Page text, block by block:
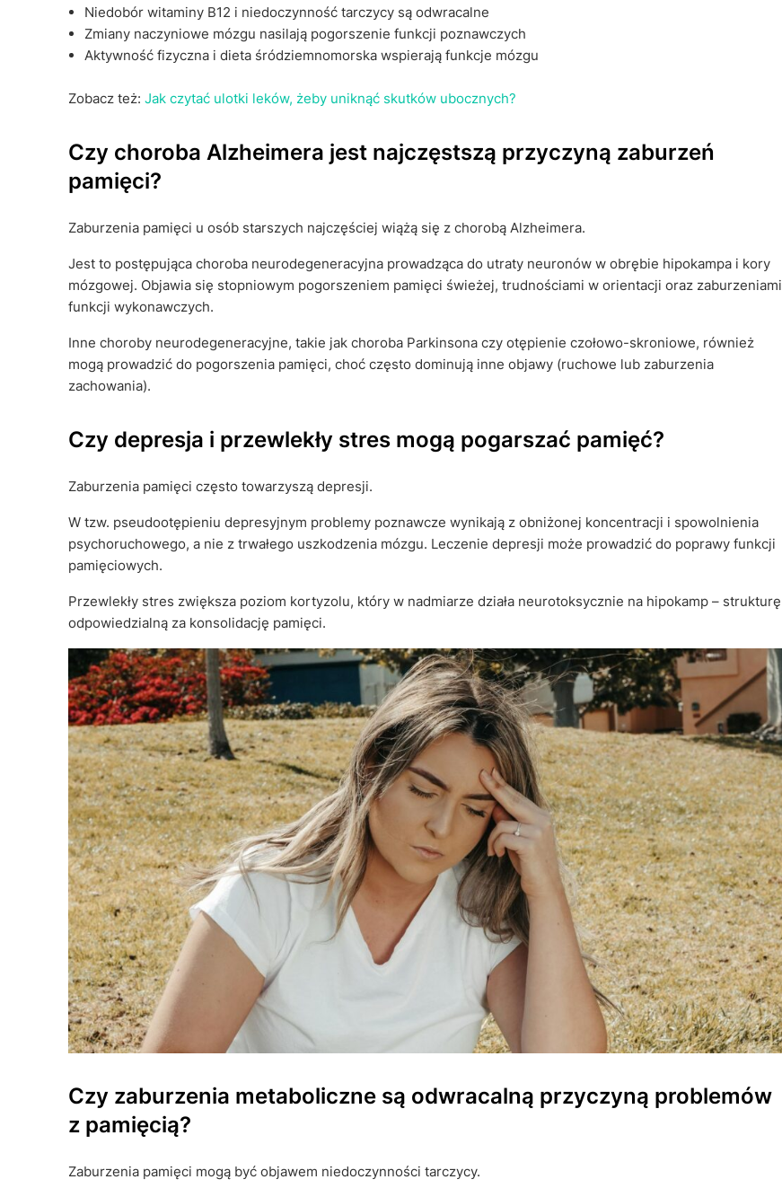
Niedobór witaminy B12 i niedoczynność tarczycy są odwracalne
Zmiany naczyniowe mózgu nasilają pogorszenie funkcji poznawczych
Aktywność fizyczna i dieta śródziemnomorska wspierają funkcje mózgu
Zobacz też: Jak czytać ulotki leków, żeby uniknąć skutków ubocznych?
Czy choroba Alzheimera jest najczęstszą przyczyną zaburzeń
pamięci?
Zaburzenia pamięci u osób starszych najczęściej wiążą się z chorobą Alzheimera.
Jest to postępująca choroba neurodegeneracyjna prowadząca do utraty neuronów w obrębie hipokampa i kory
mózgowej. Objawia się stopniowym pogorszeniem pamięci świeżej, trudnościami w orientacji oraz zaburzeniami
funkcji wykonawczych.
Inne choroby neurodegeneracyjne, takie jak choroba Parkinsona czy otępienie czołowo-skroniowe, również
mogą prowadzić do pogorszenia pamięci, choć często dominują inne objawy (ruchowe lub zaburzenia
zachowania).
Czy depresja i przewlekły stres mogą pogarszać pamięć?
Zaburzenia pamięci często towarzyszą depresji.
W tzw. pseudootępieniu depresyjnym problemy poznawcze wynikają z obniżonej koncentracji i spowolnienia
psychoruchowego, a nie z trwałego uszkodzenia mózgu. Leczenie depresji może prowadzić do poprawy funkcji
pamięciowych.
Przewlekły stres zwiększa poziom kortyzolu, który w nadmiarze działa neurotoksycznie na hipokamp – strukturę
odpowiedzialną za konsolidację pamięci.
Czy zaburzenia metaboliczne są odwracalną przyczyną problemów
z pamięcią?
Zaburzenia pamięci mogą być objawem niedoczynności tarczycy.